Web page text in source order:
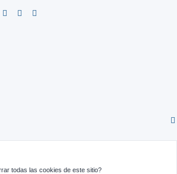
todas las cookies de este sitio?